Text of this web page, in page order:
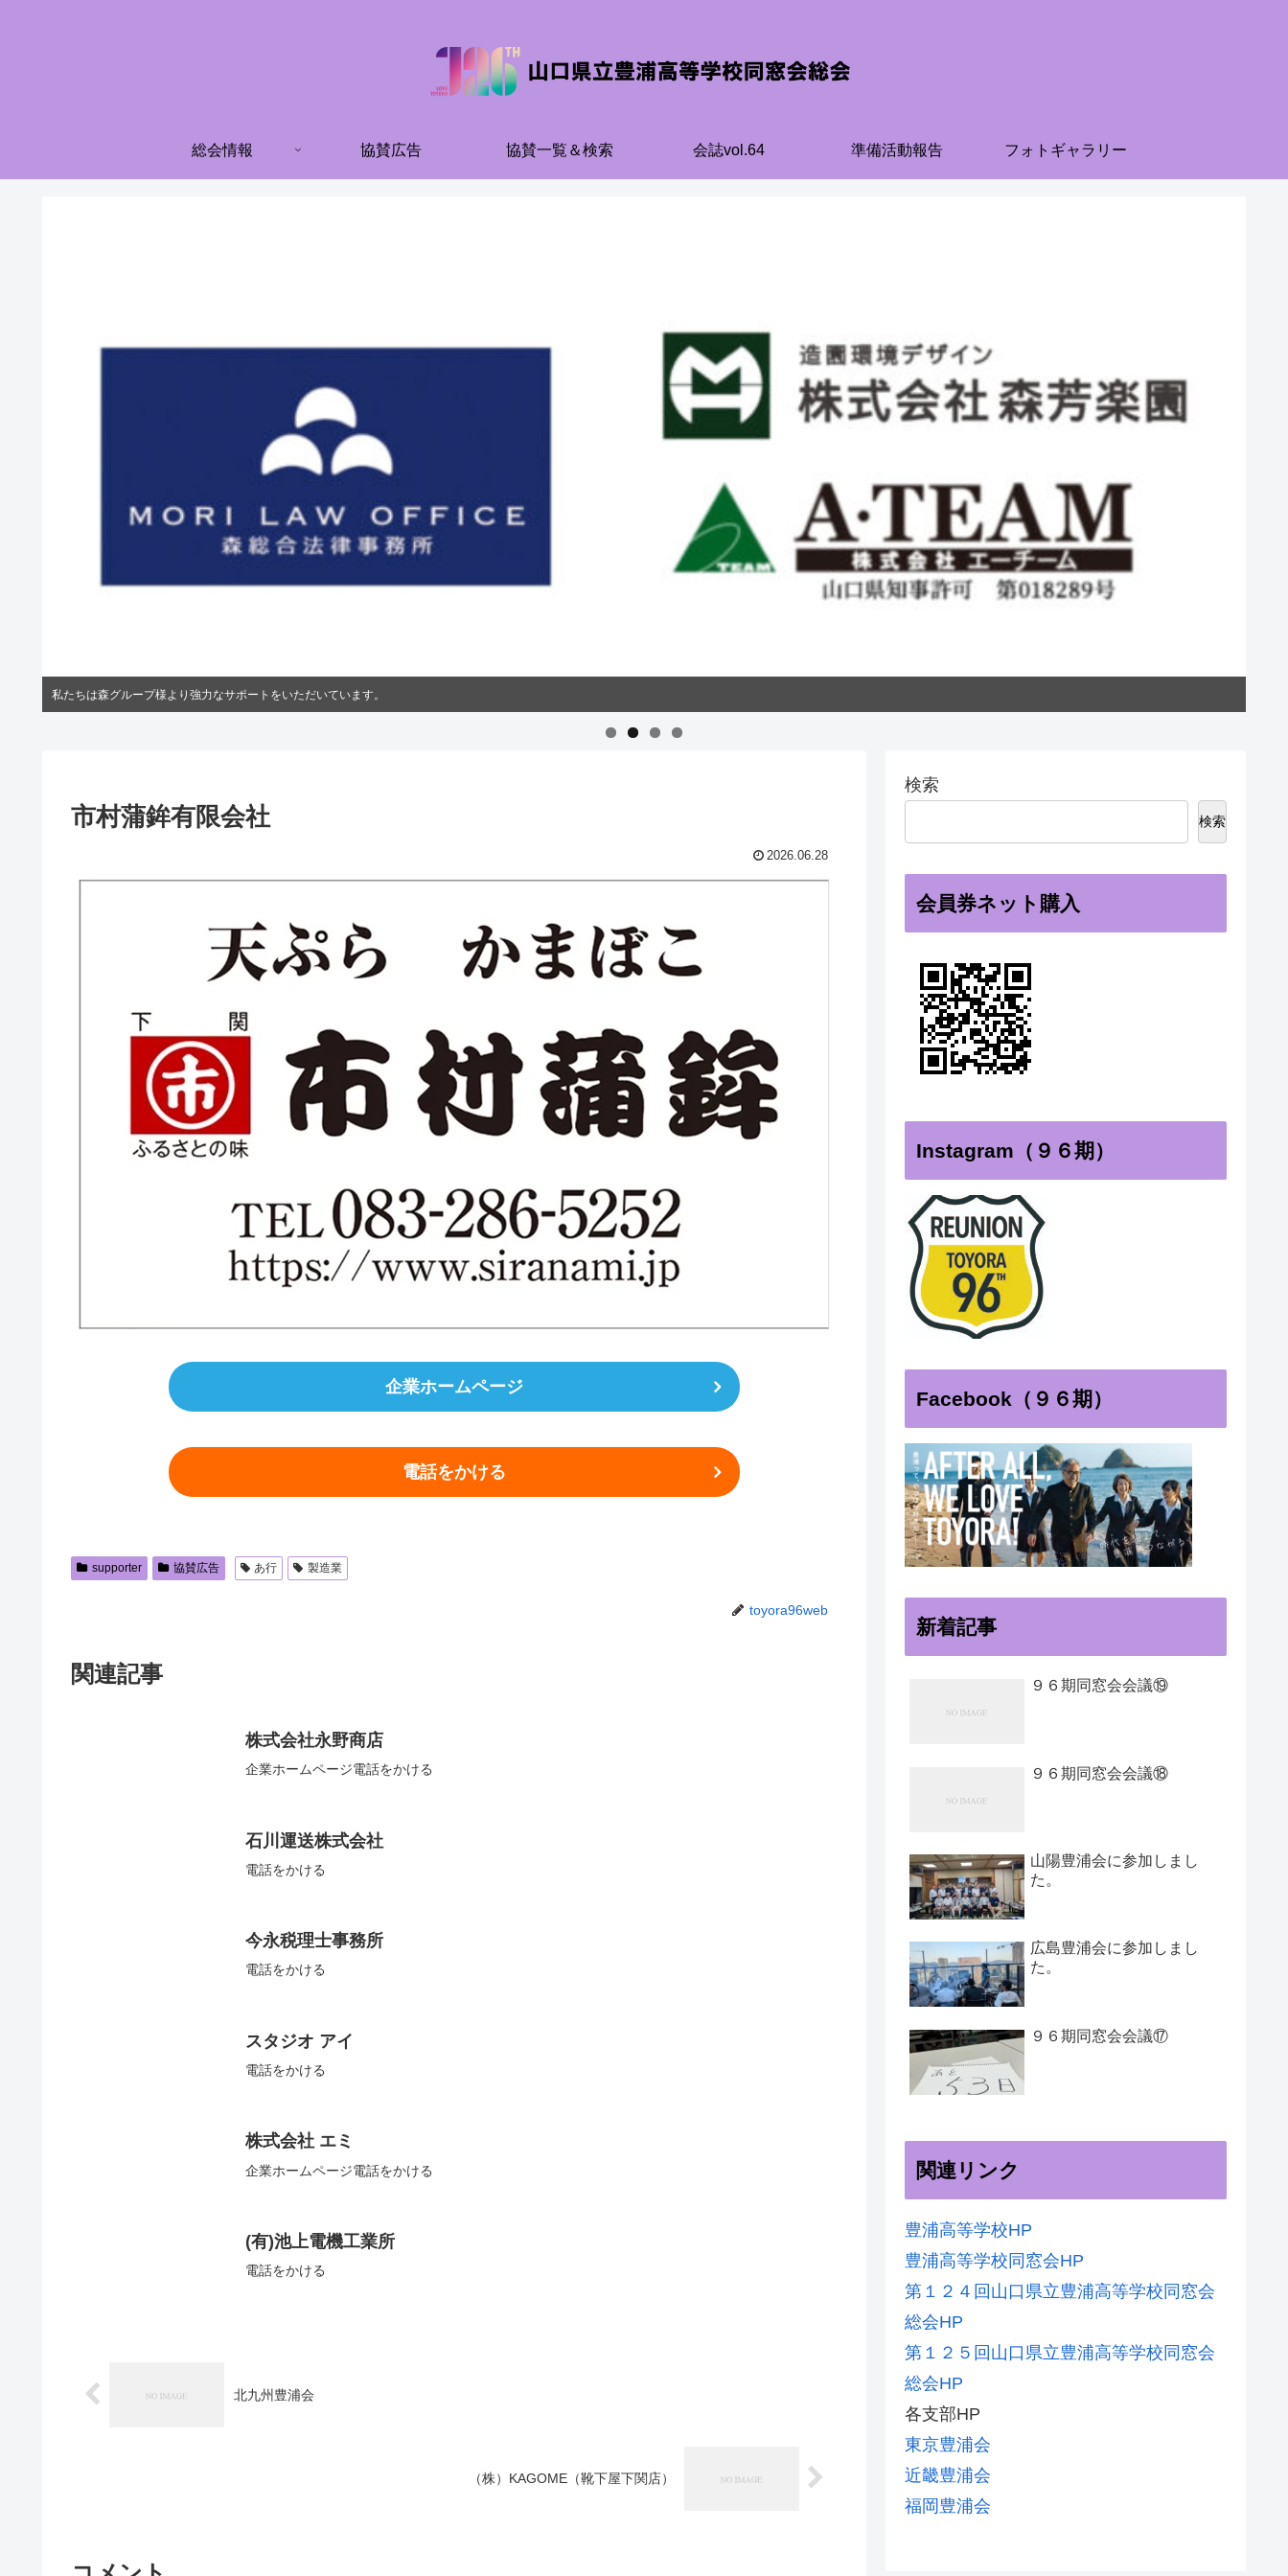
総会情報 協賛広告 協賛一覧＆検索 会誌vol.64 準備活動報告 フォトギャラリー
私たちは森グループ様より強力なサポートをいただいています。
市村蒲鉾有限会社
2026.06.28
企業ホームページ
電話をかける
supporter 協賛広告 あ行 製造業
toyora96web
関連記事
株式会社永野商店
企業ホームページ電話をかける
石川運送株式会社
電話をかける
今永税理士事務所
電話をかける
スタジオ アイ
電話をかける
株式会社 エミ
企業ホームページ電話をかける
(有)池上電機工業所
電話をかける
北九州豊浦会
（株）KAGOME（靴下屋下関店）
検索
検索
会員券ネット購入
Instagram（９６期）
Facebook（９６期）
新着記事
９６期同窓会会議⑲
９６期同窓会会議⑱
山陽豊浦会に参加しまし
た。
広島豊浦会に参加しまし
た。
９６期同窓会会議⑰
関連リンク
豊浦高等学校HP
豊浦高等学校同窓会HP
第１２４回山口県立豊浦高等学校同窓会
総会HP
第１２５回山口県立豊浦高等学校同窓会
総会HP
各支部HP
東京豊浦会
近畿豊浦会
福岡豊浦会